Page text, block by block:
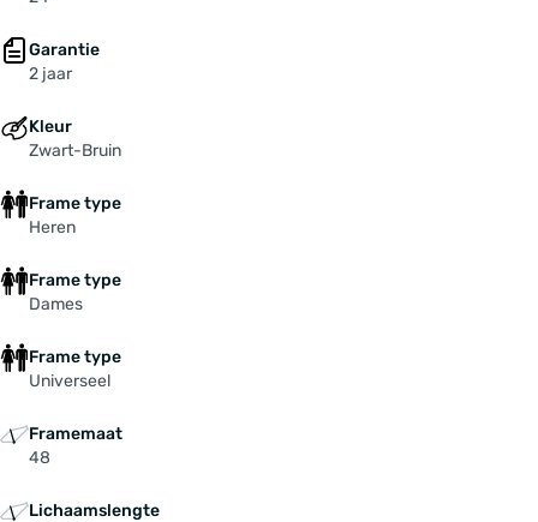
Garantie
2 jaar
Kleur
Zwart-Bruin
Frame type
Heren
Frame type
Dames
Frame type
Universeel
Framemaat
48
Lichaamslengte